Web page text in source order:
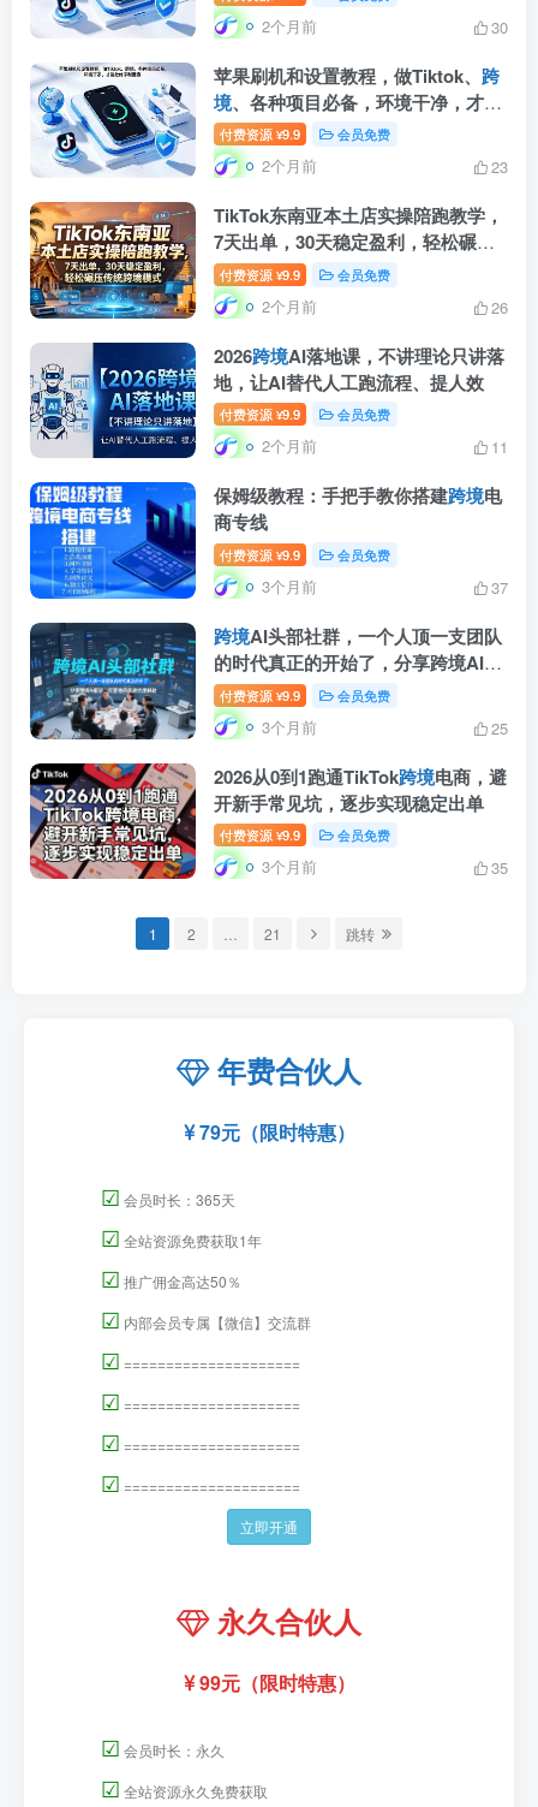
2个月前 30
苹果刷机和设置教程，做Tiktok、 跨
境、各种项目必备，环境干净，才能
杜绝不利因素
付费资源 ¥9.9 会员免费
2个月前 23
TikTok东南亚本土店实操陪跑教学，
7天出单，30天稳定盈利，轻松碾压
传统跨境模式(更新0516)
付费资源 ¥9.9 会员免费
2个月前 26
2026跨境AI落地课，不讲理论只讲落
地，让AI替代人工跑流程、提人效
付费资源 ¥9.9 会员免费
2个月前 11
保姆级教程：手把手教你搭建跨境电
商专线
付费资源 ¥9.9 会员免费
3个月前 37
跨境AI头部社群，一个人顶一支团队
的时代真正的开始了，分享跨境AI前
沿，可落地的实战经验(更新4月22日)
付费资源 ¥9.9 会员免费
3个月前 25
2026从0到1跑通TikTok跨境电商，避
开新手常见坑，逐步实现稳定出单
付费资源 ¥9.9 会员免费
3个月前 35
1 2 21 跳转
年费合伙人
79元（限时特惠）
☑ 会员时长：365天
☑ 全站资源免费获取1年
☑ 推广佣金高达50％
☑ 内部会员专属【微信】交流群
☑ =====================
☑ =====================
☑ =====================
☑ =====================
立即开通
永久合伙人
99元（限时特惠）
☑ 会员时长：永久
☑ 全站资源永久免费获取